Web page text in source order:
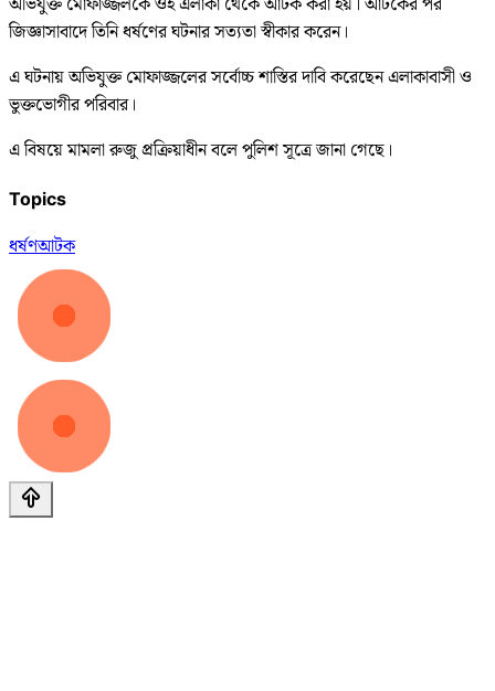
জিজ্ঞাসাবাদে তিনি ধর্ষণের ঘটনার সত্যতা স্বীকার করেন।
এ ঘটনায় অভিযুক্ত মোফাজ্জলের সর্বোচ্চ শাস্তির দাবি করেছেন এলাকাবাসী ও
ভুক্তভোগীর পরিবার।
এ বিষয়ে মামলা রুজু প্রক্রিয়াধীন বলে পুলিশ সূত্রে জানা গেছে।
Topics
ধর্ষণআটক